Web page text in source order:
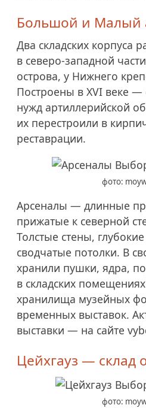
Большой и Малый
Два складских корпуса
в северо-западной
острова, у Нижнего
Построены в XVI веке —
нужд артиллерийской
их перестроили в
реставрации.
фото:
Арсеналы — длинные
прижатые к северной
Толстые стены,
сводчатые потолки. В
хранили пушки, ядра,
в складских
хранилища музейных
временных выставок.
выставки — на сайте
Цейхгауз — склад
фото: